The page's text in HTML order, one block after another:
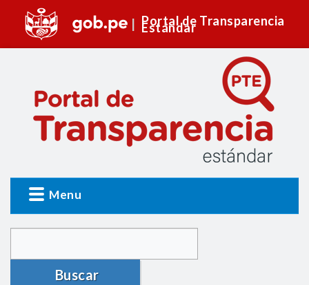
Portal de Transparencia
Estándar
Menu
Buscar